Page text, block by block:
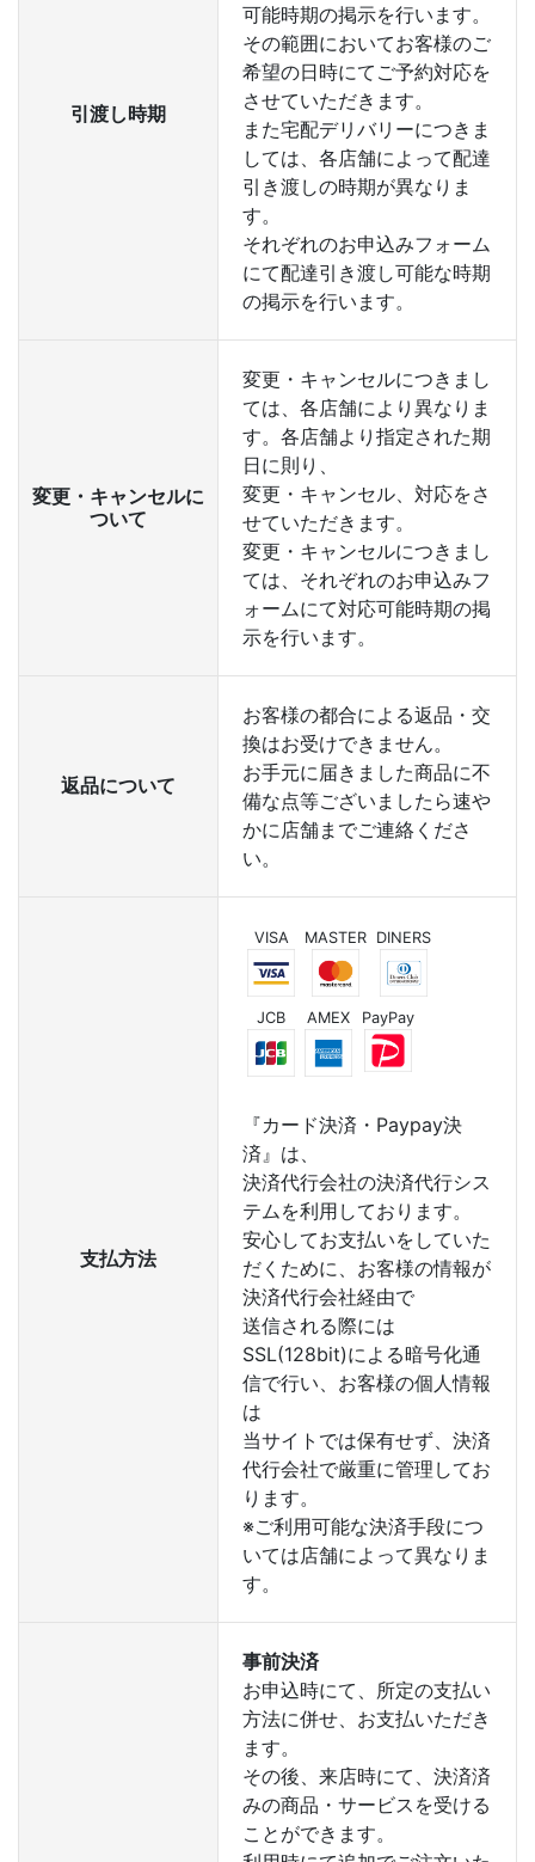
引渡し時期
可能時期の掲示を行います。
その範囲においてお客様のご
希望の日時にてご予約対応を
させていただきます。
また宅配デリバリーにつきま
しては、各店舗によって配達
引き渡しの時期が異なりま
す。
それぞれのお申込みフォーム
にて配達引き渡し可能な時期
の掲示を行います。
変更・キャンセルに
ついて
変更・キャンセルにつきまし
ては、各店舗により異なりま
す。各店舗より指定された期
日に則り、
変更・キャンセル、対応をさ
せていただきます。
変更・キャンセルにつきまし
ては、それぞれのお申込みフ
ォームにて対応可能時期の掲
示を行います。
返品について
お客様の都合による返品・交
換はお受けできません。
お手元に届きました商品に不
備な点等ございましたら速や
かに店舗までご連絡くださ
い。
支払方法
VISA MASTER DINERS
JCB AMEX PayPay
『カード決済・Paypay決
済』は、
決済代行会社の決済代行シス
テムを利用しております。
安心してお支払いをしていた
だくために、お客様の情報が
決済代行会社経由で
送信される際には
SSL(128bit)による暗号化通
信で行い、お客様の個人情報
は
当サイトでは保有せず、決済
代行会社で厳重に管理してお
ります。
※ご利用可能な決済手段につ
いては店舗によって異なりま
す。
事前決済
お申込時にて、所定の支払い
方法に併せ、お支払いただき
ます。
その後、来店時にて、決済済
みの商品・サービスを受ける
ことができます。